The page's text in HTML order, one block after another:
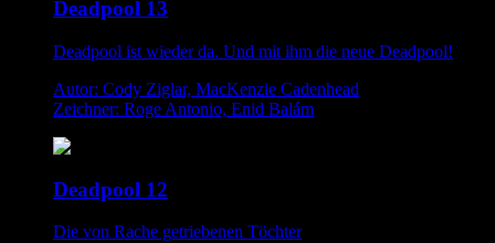
Deadpool 13
Deadpool ist wieder da. Und mit ihm die neue Deadpool!
Autor: Cody Ziglar, MacKenzie Cadenhead
Zeichner: Roge Antonio, Enid Balám
Deadpool 12
Die von Rache getriebenen Töchter